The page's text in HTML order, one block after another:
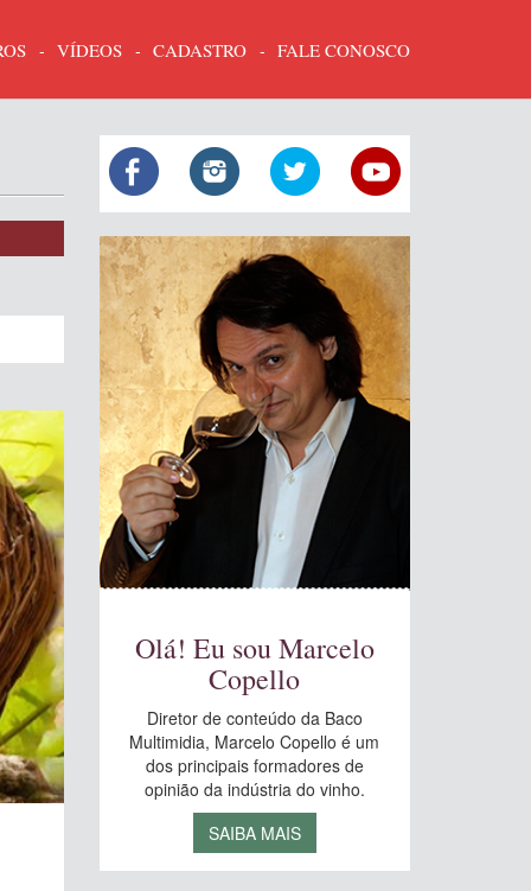
VÍDEOS CADASTRO FALE CONOSCO
Olá! Eu sou Marcelo
Copello
Diretor de conteúdo da Baco
Multimidia, Marcelo Copello é um
dos principais formadores de
opinião da indústria do vinho.
SAIBA MAIS